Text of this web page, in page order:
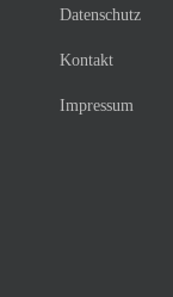
Datenschutz
Kontakt
Impressum